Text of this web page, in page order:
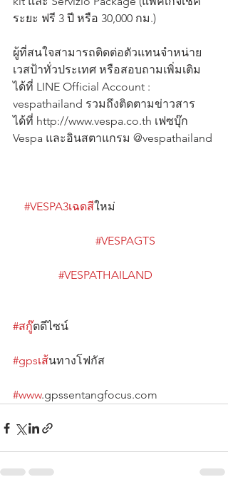
ระยะ ฟรี 3 ปี หรือ 30,000 กม.)
ผู้ที่สนใจสามารถติดต่อตัวแทนจำหน่าย
เวสป้าทั่วประเทศ หรือสอบถามเพิ่มเติม
ได้ที่ LINE Official Account :
vespathailand รวมถึงติดตามข่าวสาร
ได้ที่ http://www.vespa.co.th เฟซบุ๊ก
Vespa และอินสตาแกรม @vespathailand
#VESPA3เฉดสีใหม่
#VESPAGTS
#VESPATHAILAND
#สกู๊ตดีไซน์
#gpsเส้นทางโฟกัส
#www.gpssentangfocus.com